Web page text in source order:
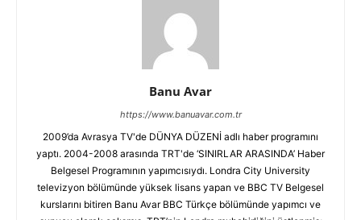
Banu Avar
https://www.banuavar.com.tr
2009’da Avrasya TV'de DÜNYA DÜZENİ adlı haber programını
yaptı. 2004-2008 arasında TRT'de ‘SINIRLAR ARASINDA’ Haber
Belgesel Programının yapımcısıydı. Londra City University
televizyon bölümünde yüksek lisans yapan ve BBC TV Belgesel
kurslarını bitiren Banu Avar BBC Türkçe bölümünde yapımcı ve